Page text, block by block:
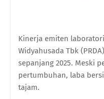
Kinerja emiten
Widyahusada Tbk
sepanjang 2025. Meski
pertumbuhan, laba
tajam.